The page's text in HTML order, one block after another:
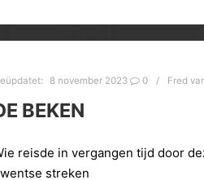
8 november 2023 0 Fred
BEKEN
reisde in vergangen tijd door
streken